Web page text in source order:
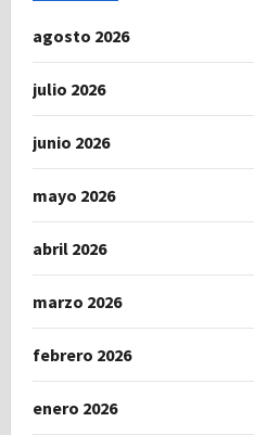
agosto 2026
julio 2026
junio 2026
mayo 2026
abril 2026
marzo 2026
febrero 2026
enero 2026